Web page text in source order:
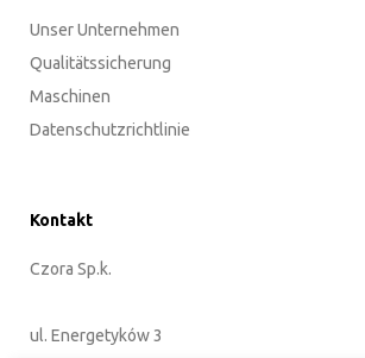
Unser Unternehmen
Qualitätssicherung
Maschinen
Datenschutzrichtlinie
Kontakt
Czora Sp.k.
ul. Energetyków 3